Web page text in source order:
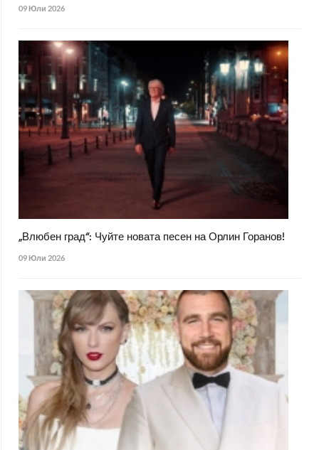
09 Юли 2026
„Влюбен град“: Чуйте новата песен на Орлин Горанов!
09 Юли 2026